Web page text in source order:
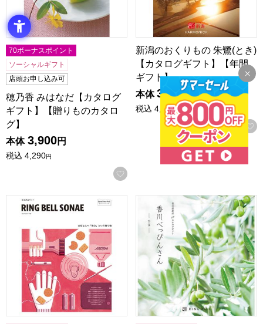
70ボーナスポイント
ソーシャルギフト
店頭お申し込み可
穂乃香 みはなだ【カタログ
ギフト】【贈りものカタロ
グ】
本体 3,900円
税込 4,290円
お気に入りに登録する
新潟のおくりもの 朱鷺(とき)
【カタログギフト】【年間
ギフト】
本体 3,900円
税込 4,290円
リンベル ソナエ サンシャインレッド【カタログギフト】【
香川べっぴんさん 玉藻【カ